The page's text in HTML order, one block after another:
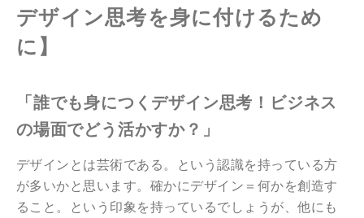
デザイン思考を身に付けるため
に】
「誰でも身につくデザイン思考！ビジネス
の場面でどう活かすか？」
デザインとは芸術である。という認識を持っている方
が多いかと思います。確かにデザイン＝何かを創造す
ること。という印象を持っているでしょうが、他にも